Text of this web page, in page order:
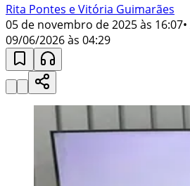
Rita Pontes e Vitória Guimarães
05 de novembro de 2025 às 16:07
09/06/2026 às 04:29